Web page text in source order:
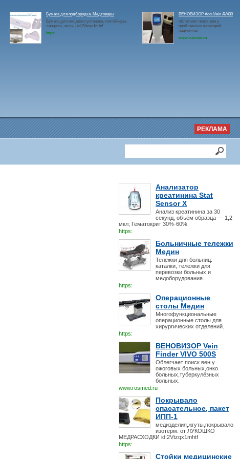
Бумага для подбородка. Медтовары
Бумага для лицевого установа, контейнеры,
ланцеты, иглы - id:2Vtzqx1mhtf
https:
ВЕНОВИЗОР AccuVein AV400
облегчает поиск вен у
проблемных категорий
пациентов
www.rosmed.ru
РЕКЛАМА
Анализатор
креатинина Stat
Sensor X
Анализ креатинина за 30
секунд, объём образца — 1,2
мкл; Гематокрит 30%-60%
https:
Больничные тележки
Медин
Тележки для больниц:
каталки, тележки для
перевозки больных и
медоборудования.
https:
Операционные
столы Медин
Многофункциональные
операционные столы для
хирургических отделений.
https:
ВЕНОВИЗОР Vein
Finder VIVO 500S
Облегчает поиск вен у
ожоговых больных,онко
больных,туберкулёзных
больных.
www.rosmed.ru
Покрывало
спасательное, пакет
ИПП-1
медизделия,жгуты,покрывало
изотерм. от ЛУКОШКО
МЕДРАСХОДКИ id:2Vtzqx1mhtf
https:
Стойки медицинские